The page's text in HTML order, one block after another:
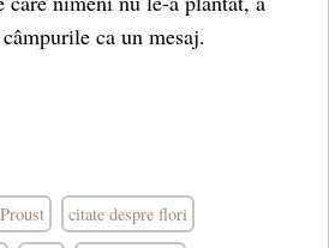
ca un mesaj.
citate despre flori